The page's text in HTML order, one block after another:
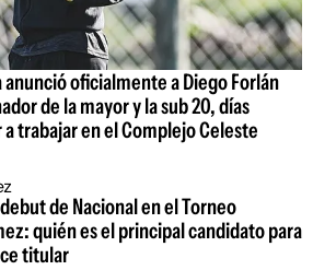
anunció oficialmente a Diego Forlán
de la mayor y la sub 20, días
trabajar en el Complejo Celeste
de Nacional en el Torneo
quién es el principal candidato para
titular